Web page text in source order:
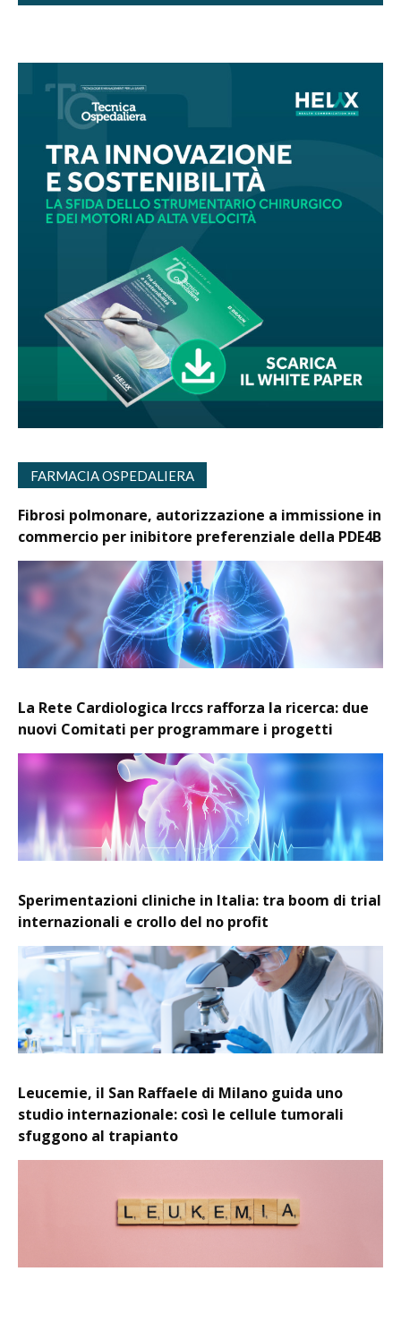
FARMACIA OSPEDALIERA
Fibrosi polmonare, autorizzazione a immissione in
commercio per inibitore preferenziale della PDE4B
La Rete Cardiologica Irccs rafforza la ricerca: due
nuovi Comitati per programmare i progetti
Sperimentazioni cliniche in Italia: tra boom di trial
internazionali e crollo del no profit
Leucemie, il San Raffaele di Milano guida uno
studio internazionale: così le cellule tumorali
sfuggono al trapianto